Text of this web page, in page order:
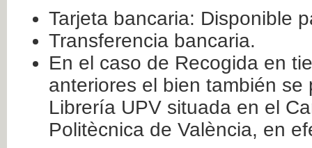
Tarjeta bancaria: Disponible
Transferencia bancaria.
En el caso de Recogida en
anteriores el bien también
Librería UPV situada en el
Politècnica de València, en